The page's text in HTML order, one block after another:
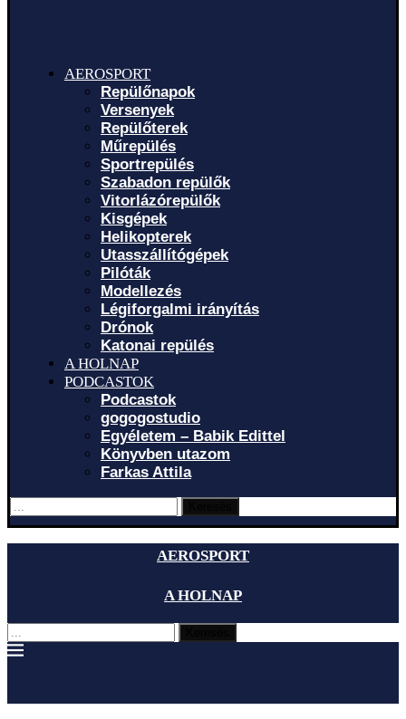
AEROSPORT
Repülőnapok
Versenyek
Repülőterek
Műrepülés
Sportrepülés
Szabadon repülők
Vitorlázórepülők
Kisgépek
Helikopterek
Utasszállítógépek
Pilóták
Modellezés
Légiforgalmi irányítás
Drónok
Katonai repülés
A HOLNAP
PODCASTOK
Podcastok
gogogostudio
Egyéletem – Babik Edittel
Könyvben utazom
Farkas Attila
AEROSPORT
A HOLNAP